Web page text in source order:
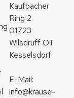
Kaufbacher
Ring 2
01723
Wilsdruff OT
Kesselsdorf
info@krause-